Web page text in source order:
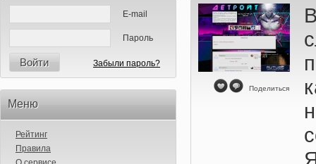
E-mail
Пароль
Войти Забыли пароль?
Меню
Рейтинг
Правила
Поделиться